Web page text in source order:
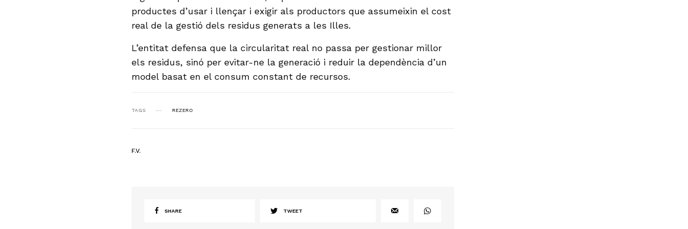
productes d’usar i llençar i exigir als productors que assumeixin el cost
real de la gestió dels residus generats a les Illes.
L’entitat defensa que la circularitat real no passa per gestionar millor
els residus, sinó per evitar-ne la generació i reduir la dependència d’un
model basat en el consum constant de recursos.
TAGS REZERO
F.V.
SHARE TWEET